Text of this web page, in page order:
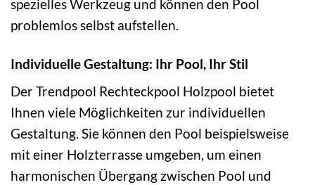
spezielles Werkzeug und können den Pool
problemlos selbst aufstellen.
Individuelle Gestaltung: Ihr Pool, Ihr Stil
Der Trendpool Rechteckpool Holzpool bietet
Ihnen viele Möglichkeiten zur individuellen
Gestaltung. Sie können den Pool beispielsweise
mit einer Holzterrasse umgeben, um einen
harmonischen Übergang zwischen Pool und